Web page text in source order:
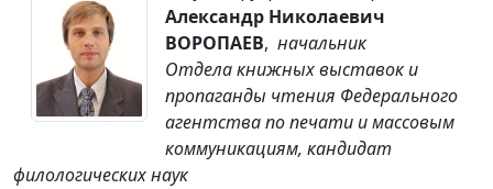
Александр Николаевич
ВОРОПАЕВ, начальник
Отдела книжных выставок и
пропаганды чтения Федерального
агентства по печати и массовым
коммуникациям, кандидат
филологических наук